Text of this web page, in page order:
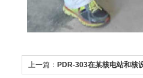
上一篇： PDR-303在某核电站和核